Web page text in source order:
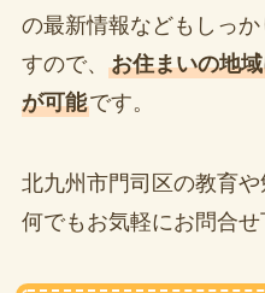
の最新情報などもしっ
すので、 お住まいの地
が可能です。
北九州市門司区の教育や
何でもお気軽にお問合せ